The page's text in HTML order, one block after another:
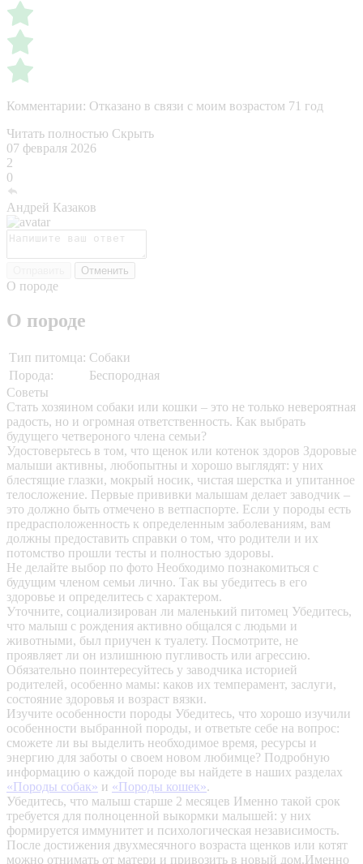
Комментарии: Отказано в связи с моим возрастом 71 год
Читать полностью Скрыть
07 февраля 2026
2
0
Андрей Казаков
Отменить
О породе
О породе
Тип питомца: Собаки
Порода:
Беспородная
Советы
Стать хозяином собаки или кошки – это не только невероятная
радость, но и огромная ответственность. Как выбрать
будущего четвероного члена семьи?
Удостоверьтесь в том, что щенок или котенок здоров Здоровые
малыши активны, любопытны и хорошо выглядят: у них
блестящие глазки, мокрый носик, чистая шерстка и упитанное
телосложение. Первые прививки малышам делает заводчик –
это должно быть отмечено в ветпаспорте. Если у породы есть
предрасположенность к определенным заболеваниям, вам
должны предоставить справки о том, что родители и их
потомство прошли тесты и полностью здоровы.
Не делайте выбор по фото Необходимо познакомиться с
будущим членом семьи лично. Так вы убедитесь в его
здоровье и определитесь с характером.
Уточните, социализирован ли маленький питомец Убедитесь,
что малыш с рождения активно общался с людьми и
животными, был приучен к туалету. Посмотрите, не
проявляет ли он излишнюю пугливость или агрессию.
Обязательно поинтересуйтесь у заводчика историей
родителей, особенно мамы: каков их темперамент, заслуги,
состояние здоровья и возраст вязки.
Изучите особенности породы Убедитесь, что хорошо изучили
особенности выбранной породы, и ответьте себе на вопрос:
сможете ли вы выделить необходимое время, ресурсы и
энергию для заботы о своем новом любимце? Подробную
информацию о каждой породе вы найдете в наших разделах
«Породы собак» и «Породы кошек».
Убедитесь, что малыш старше 2 месяцев Именно такой срок
требуется для полноценной выкормки малышей: у них
формируется иммунитет и психологическая независимость.
После достижения двухмесячного возраста щенков или котят
можно отнимать от матери и привозить в новый дом.Именно